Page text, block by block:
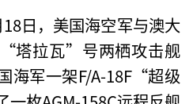
日，美国海空军与澳大
塔拉瓦”号两栖攻击舰
海军一架F/A-18F“超级